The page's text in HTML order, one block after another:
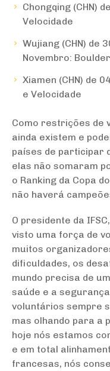
Chongqing (CHN)
Velocidade
Wujiang (CHN) de
Novembro:
Xiamen (CHN) de
e Velocidade
Como restrições de
ainda existem e
países de participar
elas não somaram
o Ranking da Copa
não haverá
O presidente da
visto uma força de
muitos
dificuldades, os
mundo precisa de
saúde e a
voluntários sempre
mas olhando para a
hoje nós estamos
e em total
francesas, nós